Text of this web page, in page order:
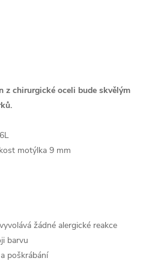
z chirurgické oceli bude skvělým
motýlka 9 mm
žádné alergické reakce
barvu
poškrábání